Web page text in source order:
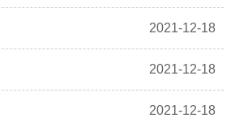
2021-12-18
2021-12-18
2021-12-18